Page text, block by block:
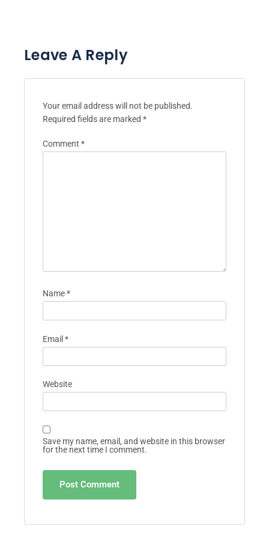
Leave A Reply
Your email address will not be published.
Required fields are marked *
Comment *
Name*
Email *
Website
Save my name, email, and website in this browser
for the next time I comment.